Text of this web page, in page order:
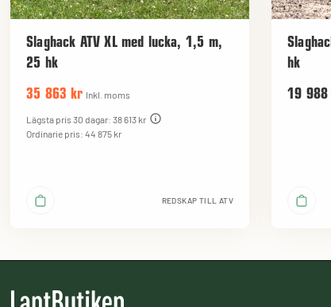
Slaghack ATV XL med lucka, 1,5 m,
25 hk
35 863 kr Inkl. moms
Lägsta pris 30 dagar: 38 613 kr
Ordinarie pris: 44 875 kr
REDSKAP TILL ATV
hk
19